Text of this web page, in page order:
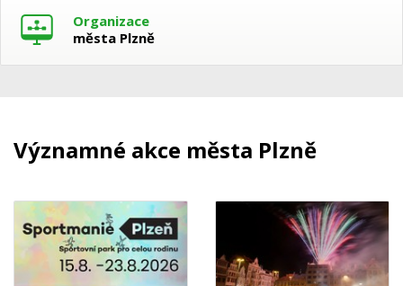
Organizace
města Plzně
Významné akce města Plzně